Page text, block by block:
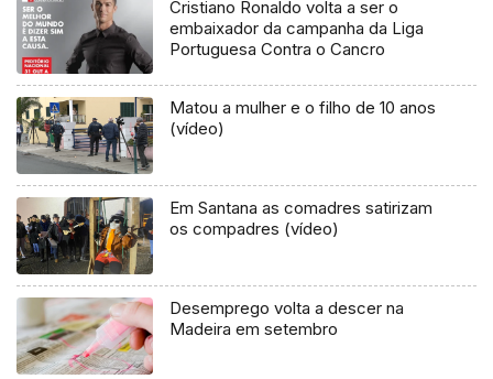
Cristiano Ronaldo volta a ser o
embaixador da campanha da Liga
Portuguesa Contra o Cancro
Matou a mulher e o filho de 10 anos
(vídeo)
Em Santana as comadres satirizam
os compadres (vídeo)
Desemprego volta a descer na
Madeira em setembro